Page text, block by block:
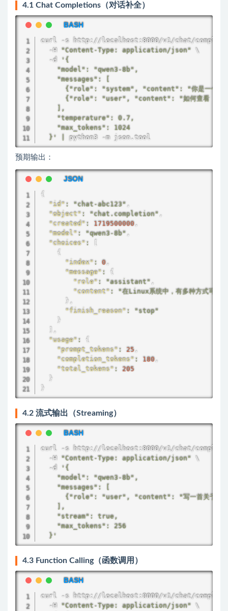
4.1 Chat Completions（对话补全）
curl -s http://localhost:8000/v1/chat/
  -H
"Content-Type: application/json" \
  -d
'{
    "model": "qwen3-8b",
    "messages": [
{"role": "system", "content": "你是一个运
{"role": "user", "content": "如何查看
    ],
    "temperature": 0.7,
    "max_tokens": 1024
  }'
python3 -m json.tool
预期输出：
{
"id" : "chat-abc123" ,
"object" : "chat.completion" ,
"created" : 1719500000,
"model" : "qwen3-8b" ,
"choices" :
{
"index" : 0,
"message" :
{
"role" : "assistant" ,
"content" :
"在Linux系统中，有多种方式
} ,
"finish_reason" :
"stop"
}
,
"usage" :
{
"prompt_tokens" : 25,
"completion_tokens" : 180,
"total_tokens" :
205
}
}
4.2 流式输出（Streaming）
curl -s http://localhost:8000/v1/chat/
  -H
"Content-Type: application/json" \
  -d
'{
    "model": "qwen3-8b",
    "messages": [
{"role": "user", "content": "写一首关于运
    ],
    "stream": true,
    "max_tokens": 256
  }'
4.3 Function Calling（函数调用）
curl -s http://localhost:8000/v1/chat/
  -H
"Content-Type: application/json" \